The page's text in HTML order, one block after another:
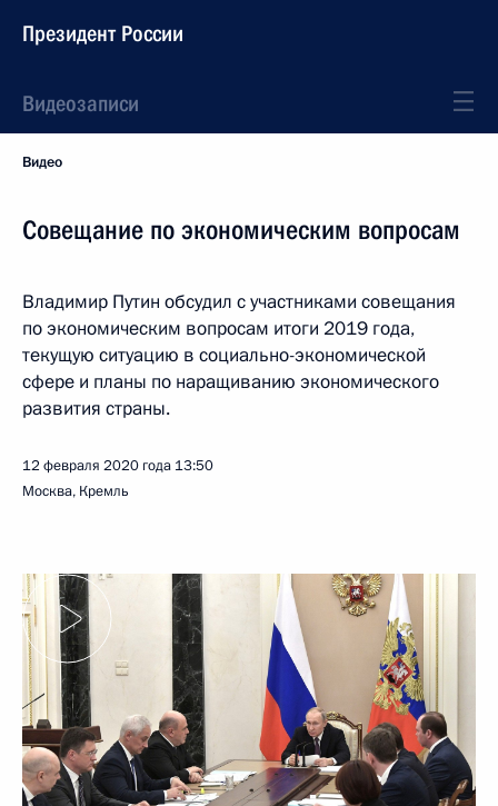
Президент России
Видеозаписи
Видео
Совещание по экономическим вопросам
Владимир Путин обсудил с участниками совещания
по экономическим вопросам итоги 2019 года,
текущую ситуацию в социально-экономической
сфере и планы по наращиванию экономического
развития страны.
12 февраля 2020 года 13:50
Москва, Кремль